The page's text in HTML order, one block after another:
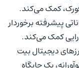
فورک، کمک می‌کند.
پیشرفته برخوردار
کمک می‌کند.
دیجیتال بیت
یک جایگاه